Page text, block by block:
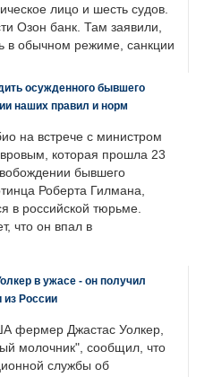
лицо и шесть судов.
Озон банк. Там заявили,
в обычном режиме, санкции
осужденного бывшего
наших правил и норм
на встрече с министром
которая прошла 23
бывшего
Роберта Гилмана,
в российской тюрьме.
что он впал в
в ужасе - он получил
России
фермер Джастас Уолкер,
молочник", сообщил, что
службы об